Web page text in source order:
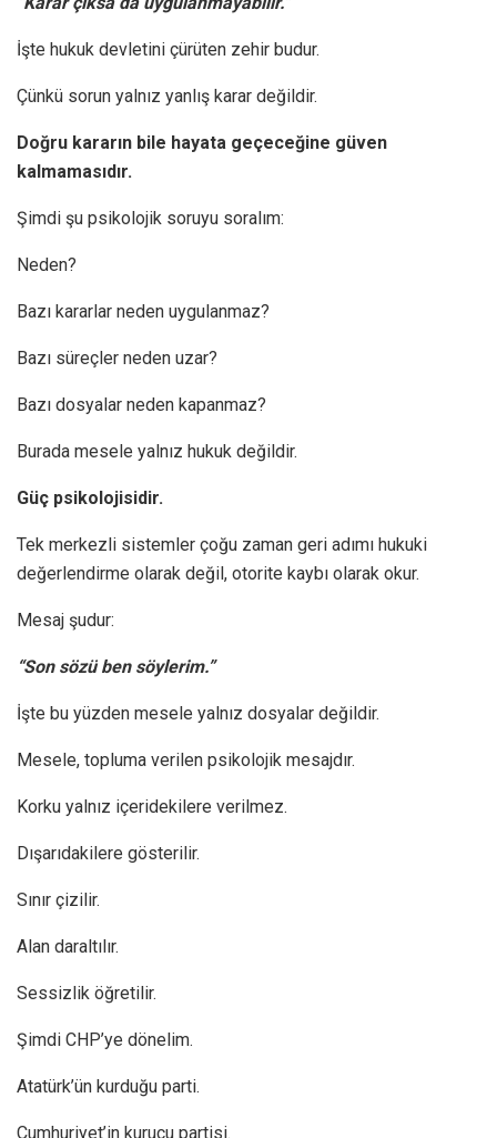
İşte hukuk devletini çürüten zehir budur.
Çünkü sorun yalnız yanlış karar değildir.
Doğru kararın bile hayata geçeceğine güven
kalmamasıdır.
Şimdi şu psikolojik soruyu soralım:
Neden?
Bazı kararlar neden uygulanmaz?
Bazı süreçler neden uzar?
Bazı dosyalar neden kapanmaz?
Burada mesele yalnız hukuk değildir.
Güç psikolojisidir.
Tek merkezli sistemler çoğu zaman geri adımı hukuki
değerlendirme olarak değil, otorite kaybı olarak okur.
Mesaj şudur:
“Son sözü ben söylerim.”
İşte bu yüzden mesele yalnız dosyalar değildir.
Mesele, topluma verilen psikolojik mesajdır.
Korku yalnız içeridekilere verilmez.
Dışarıdakilere gösterilir.
Sınır çizilir.
Alan daraltılır.
Sessizlik öğretilir.
Şimdi CHP’ye dönelim.
Atatürk’ün kurduğu parti.
Cumhuriyet’in kurucu partisi.